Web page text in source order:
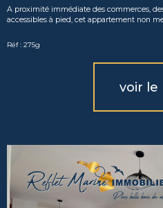
A proximité immédiate des commerces,
accessibles à pied, cet appartement non
Réf : 275g
voir le